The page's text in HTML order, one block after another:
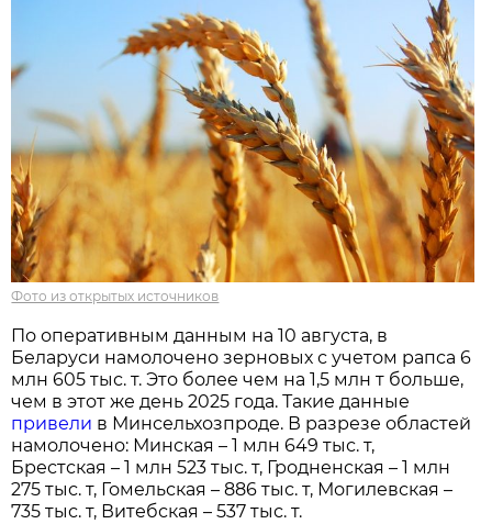
Фото из открытых источников
По оперативным данным на 10 августа, в
Беларуси намолочено зерновых с учетом рапса 6
млн 605 тыс. т. Это более чем на 1,5 млн т больше,
чем в этот же день 2025 года. Такие данные
привели в Минсельхозпроде. В разрезе областей
намолочено: Минская – 1 млн 649 тыс. т,
Брестская – 1 млн 523 тыс. т, Гродненская – 1 млн
275 тыс. т, Гомельская – 886 тыс. т, Могилевская –
735 тыс. т, Витебская – 537 тыс. т.